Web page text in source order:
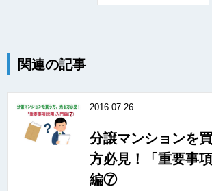
関連の記事
2016.07.26
分譲マンションを
方必見！「重要事
編⑦